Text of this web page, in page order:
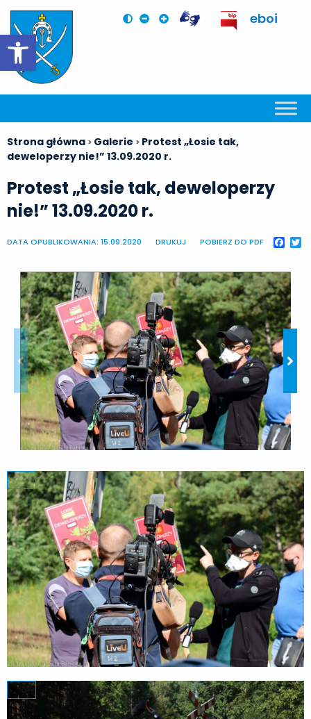
Otwórz pasek narzędzi
eboi
Strona główna > Galerie > Protest „Łosie tak,
deweloperzy nie!” 13.09.2020 r.
Protest „Łosie tak, deweloperzy
nie!” 13.09.2020 r.
DATA OPUBLIKOWANIA: 15.09.2020 DRUKUJ POBIERZ DO PDF